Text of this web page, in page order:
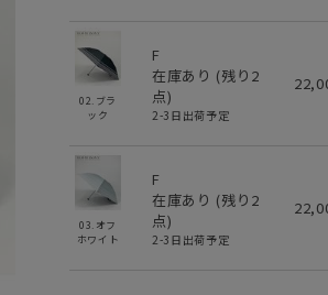
02.ブラ
ック
F
在庫あり (残り 2
点)
2-3日出荷予定
03.オフ
ホワイト
F
在庫あり (残り 2
点)
2-3日出荷予定